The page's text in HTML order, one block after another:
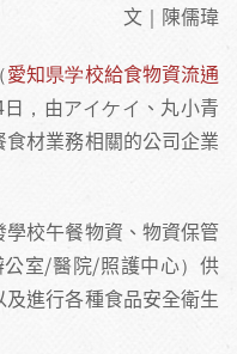
文｜陳儒瑋
愛知県学校給食物資流通
，由アイケイ、丸小青
材業務相關的公司企業
校午餐物資、物資保管
室/醫院/照護中心）供
進行各種食品安全衛生